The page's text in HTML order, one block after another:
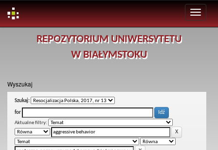
REPOZYTORIUM UNIWERSYTETU
W BIAŁYMSTOKU
Wyszukaj
Szukaj:
for
Aktualne filtry: